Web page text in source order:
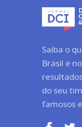
Saiba o
Brasil e
do seu
famosos